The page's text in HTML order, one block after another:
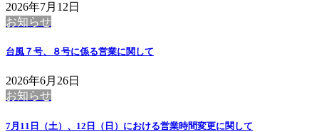
2026年7月12日
お知らせ
台風７号、８号に係る営業に関して
2026年6月26日
お知らせ
7月11日（土）、12日（日）における営業時間変更に関して